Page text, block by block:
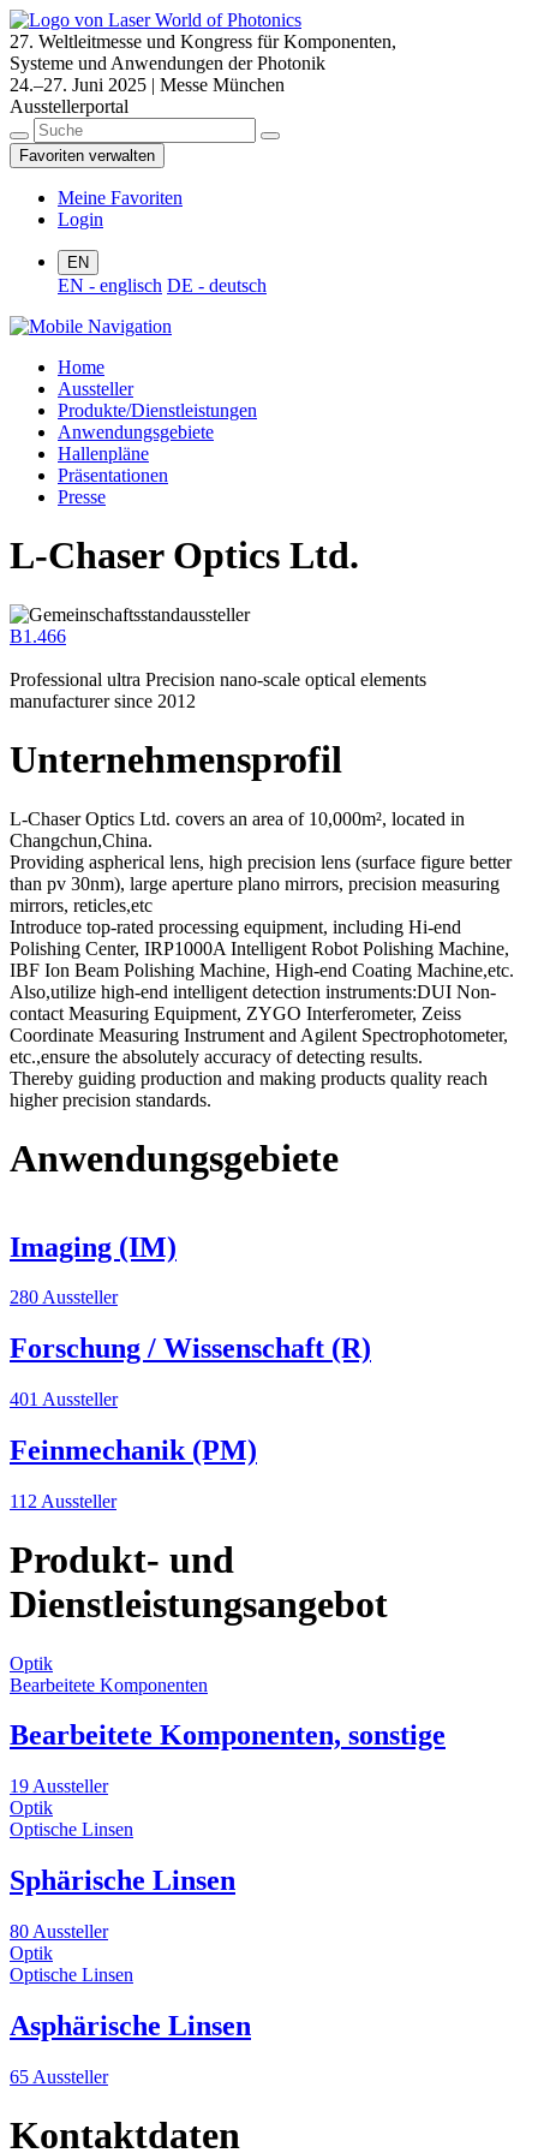
27. Weltleitmesse und Kongress für Komponenten,
Systeme und Anwendungen der Photonik
24.–27. Juni 2025 | Messe München
Ausstellerportal
Favoriten verwalten
Meine Favoriten
Login
EN
EN - englisch DE - deutsch
Home
Aussteller
Produkte/Dienstleistungen
Anwendungsgebiete
Hallenpläne
Präsentationen
Presse
L-Chaser Optics Ltd.
B1.466
Professional ultra Precision nano-scale optical elements
manufacturer since 2012
Unternehmensprofil
L-Chaser Optics Ltd. covers an area of 10,000m², located in
Changchun,China.
Providing aspherical lens, high precision lens (surface figure better
than pv 30nm), large aperture plano mirrors, precision measuring
mirrors, reticles,etc
Introduce top-rated processing equipment, including Hi-end
Polishing Center, IRP1000A Intelligent Robot Polishing Machine,
IBF Ion Beam Polishing Machine, High-end Coating Machine,etc.
Also,utilize high-end intelligent detection instruments:DUI Non-
contact Measuring Equipment, ZYGO Interferometer, Zeiss
Coordinate Measuring Instrument and Agilent Spectrophotometer,
etc.,ensure the absolutely accuracy of detecting results.
Thereby guiding production and making products quality reach
higher precision standards.
Anwendungsgebiete
Imaging (IM)
280 Aussteller
Forschung / Wissenschaft (R)
401 Aussteller
Feinmechanik (PM)
112 Aussteller
Produkt- und
Dienstleistungsangebot
Optik
Bearbeitete Komponenten
Bearbeitete Komponenten, sonstige
19 Aussteller
Optik
Optische Linsen
Sphärische Linsen
80 Aussteller
Optik
Optische Linsen
Asphärische Linsen
65 Aussteller
Kontaktdaten